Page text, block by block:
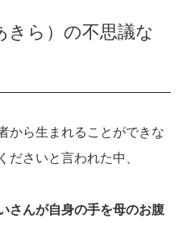
きら）の不思議な
から生まれることができな
ださいと言われた中、
さんが自身の手を母のお腹